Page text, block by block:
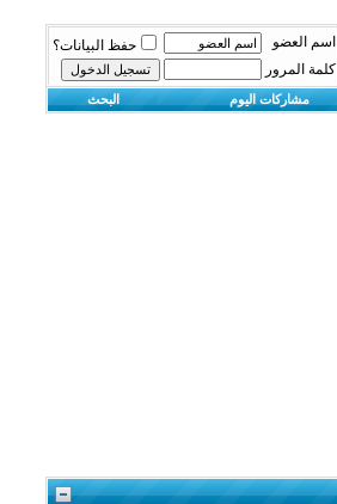
اسم العضو
حفظ البيانات؟
كلمة المرور
مشاركات اليوم البحث